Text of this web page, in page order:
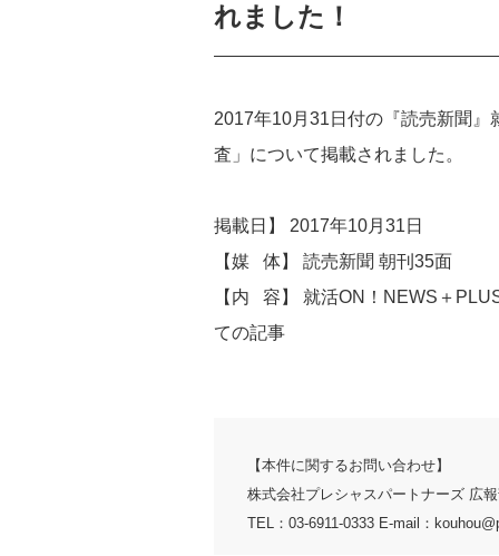
れました！
2017年10月31日付の『読売新聞』
査」について掲載されました。
掲載日】 2017年10月31日
【媒 体】 読売新聞 朝刊35面
【内 容】 就活ON！NEWS＋
ての記事
【本件に関するお問い合わせ】
株式会社プレシャスパートナーズ 広
TEL：03-6911-0333 E-mail：